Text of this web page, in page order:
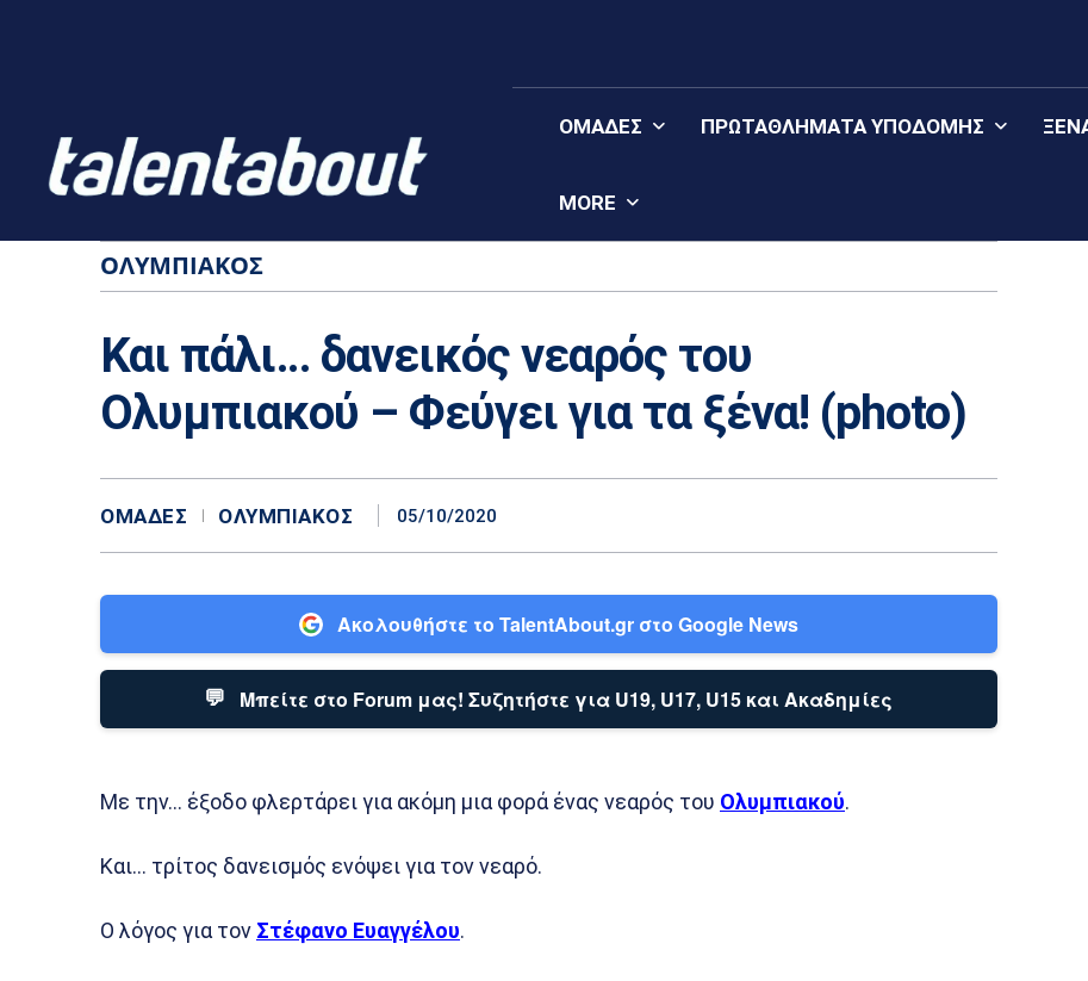
ΟΜΆΔΕΣ ΠΡΩΤΑΘΛΉΜΑΤΑ YΠΟΔΟΜΉΣ
MORE
ΟΛΥΜΠΙΑΚΌΣ
Και πάλι… δανεικός νεαρός του
Ολυμπιακού – Φεύγει για τα ξένα! (photo)
ΟΜΆΔΕΣ ΟΛΥΜΠΙΑΚΌΣ 05/10/2020
Ακολουθήστε το TalentAbout.gr στο Google News
💬 Μπείτε στο Forum μας! Συζητήστε για U19, U17, U15 και Ακαδημίες
Με την… έξοδο φλερτάρει για ακόμη μια φορά ένας νεαρός του Ολυμπιακού.
Και… τρίτος δανεισμός ενόψει για τον νεαρό.
Ο λόγος για τον Στέφανο Ευαγγέλου.